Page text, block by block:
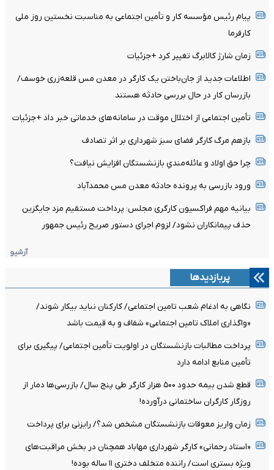
پیام رئیس مؤسسه کار و تأمین اجتماعی به مناسبت نخستین روز ملی
کارفرما
زمان شارژ کالابرگ تغییر کرد +جزئیات
اطلاعات جدید از جان‌باختن یک کارگر در معدن مس قلعه‌زری خوسف/
بازرسان کار در حال بررسی حادثه هستند
تأمین اجتماعی از اختلال موقت در سامانه‌های خدماتی خبر داد +جزئیات
بازهم مرگ کارگر فضای سبز شهرداری بر اثر تصادف
چرا حق اولاد و عائله‌مندیِ بازنشستگان افزایش نیافت؟
ورود بازرسی به پرونده حادثه معدن مس محمدآباد
بیانیه مهم فراکسیون کارگری مجلس: پرداخت مستقیم مزد جایگزین
حذف پیمانکاران نشود/ لزوم اجرای دستور صریح رئیس جمهور
آرشیو
پربازدیدها
نگاهی به ادغام شعب تامین اجتماعی/ کارکنان نباید بیکار شوند/
«واگذاری املاک تامین اجتماعی» شفاف و به قیمت باشد
پرداخت مطالبات بازنشستگان در اولویت تأمین اجتماعی/ پیگیری برای
تأمین منابع ادامه دارد
قطع شدن بیمه حدود ۵۰۰ هزار کارگر طی پنج سال/ بازرسی‌ها دمار از
روزگار کارگران ساختمانی درآورده!
زمان واریز معوقات بازنشستگان مشخص شد؟/ رایزنی برای پرداخت
«استاد رحمانی» کارگر شهرداری مهاباد همچنان در بخش مراقبت‌های
ویژه بستری است/ راننده متخلف دختری ۱۱ ساله بوده!